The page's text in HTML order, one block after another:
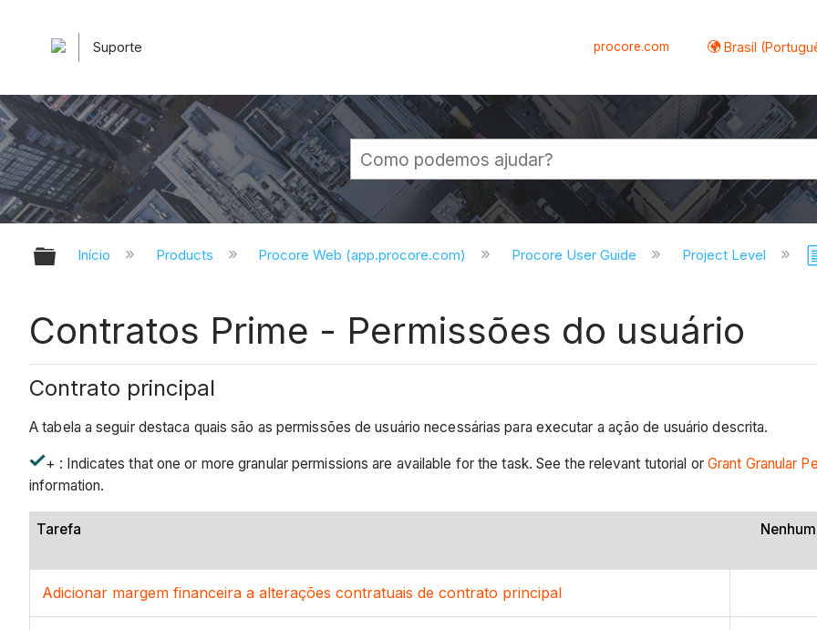
Suporte procore.com Brasil
Expandir/recolher hierarquia global
Início Products Procore Web (app.procore.com) Procore User Guide Project Level
Contratos Prime - Permissões do usuário
Contrato principal
A tabela a seguir destaca quais são as permissões de usuário necessárias para executar a ação de usuário descrita.
+ : Indicates that one or more granular permissions are available for the task. See the relevant tutorial or Grant Granular
information.
Tarefa Nenhum
Adicionar margem financeira a alterações contratuais de contrato principal